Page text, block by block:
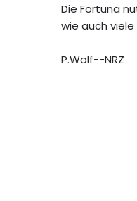
Die Fortuna
wie auch
P.Wolf--NRZ